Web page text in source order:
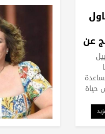
عن
حياة